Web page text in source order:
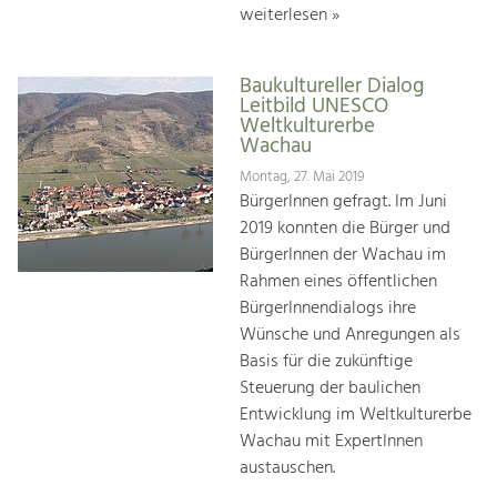
weiterlesen »
Baukultureller Dialog
Leitbild UNESCO
Weltkulturerbe
Wachau
Montag, 27. Mai 2019
BürgerInnen gefragt. Im Juni
2019 konnten die Bürger und
BürgerInnen der Wachau im
Rahmen eines öffentlichen
BürgerInnendialogs ihre
Wünsche und Anregungen als
Basis für die zukünftige
Steuerung der baulichen
Entwicklung im Weltkulturerbe
Wachau mit ExpertInnen
austauschen.